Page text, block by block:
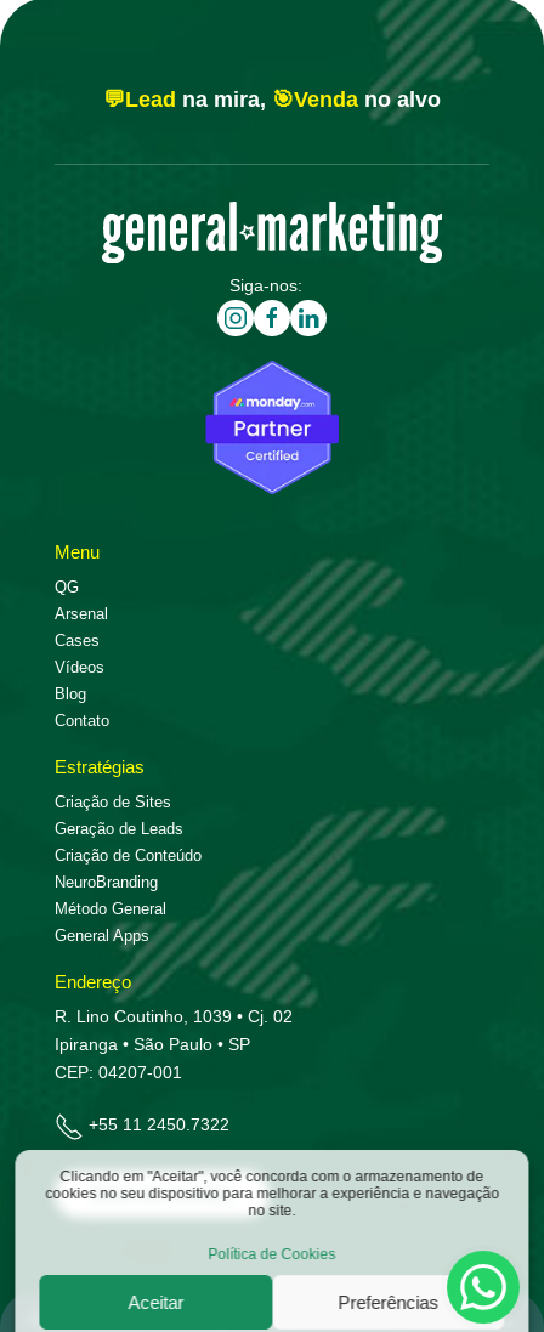
Clicando em "Aceitar", você concorda com o armazenamento de
cookies no seu dispositivo para melhorar a experiência e navegação
no site.
Política de Cookies
Aceitar Preferências
💬Lead na mira, 🎯Vendano alvo
Siga-nos:
Menu
QG
Arsenal
Cases
Vídeos
Blog
Contato
Estratégias
Criação de Sites
Geração de Leads
Criação de Conteúdo
NeuroBranding
Método General
General Apps
Endereço
R. Lino Coutinho, 1039 • Cj. 02
Ipiranga • São Paulo • SP
CEP: 04207-001
+55 11 2450.7322
Entre em contato
General Marketing | Todos os direitos estão reservados.